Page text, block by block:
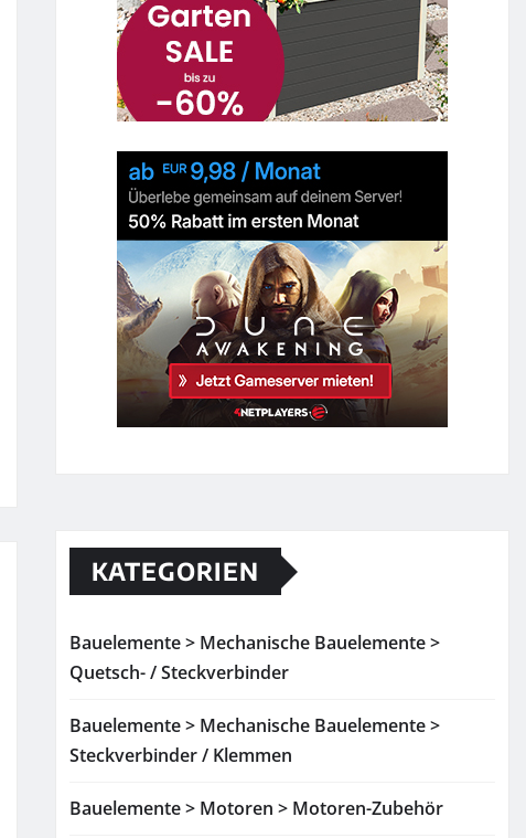
KATEGORIEN
Bauelemente > Mechanische Bauelemente >
Quetsch- / Steckverbinder
Bauelemente > Mechanische Bauelemente >
Steckverbinder / Klemmen
Bauelemente > Motoren > Motoren-Zubehör